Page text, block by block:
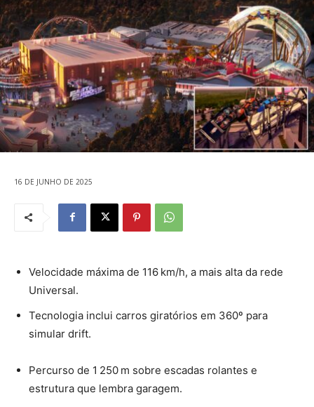
16 DE JUNHO DE 2025
Velocidade máxima de 116 km/h, a mais alta da rede
Universal.
Tecnologia inclui carros giratórios em 360º para
simular drift.
Percurso de 1 250 m sobre escadas rolantes e
estrutura que lembra garagem.